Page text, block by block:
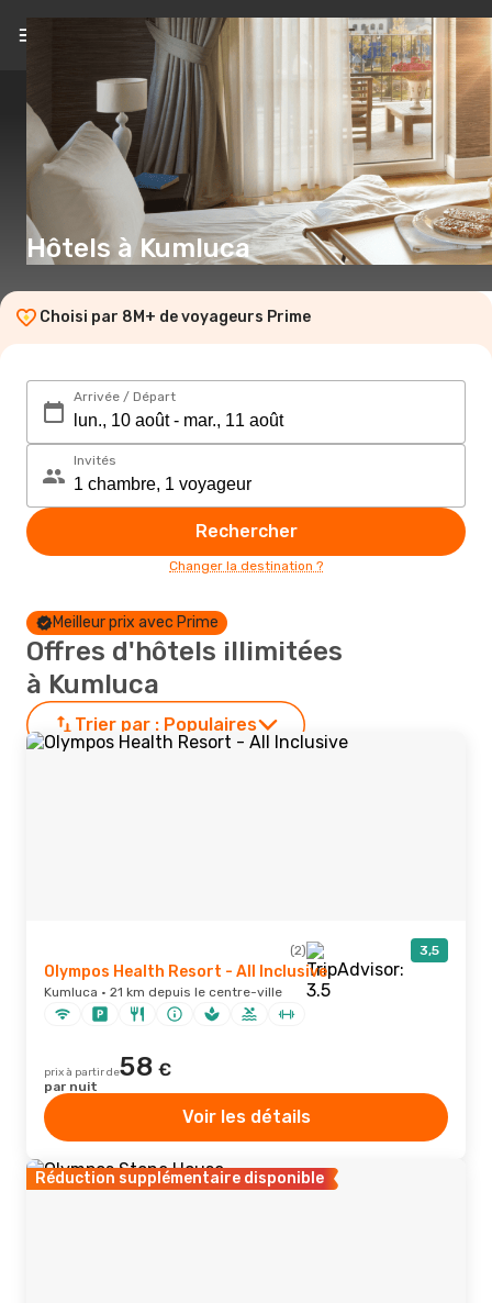
FR(€)
Hôtels à Kumluca
Choisi par 8M+ de voyageurs Prime
Arrivée / Départ
Invités
Rechercher
Changer la destination ?
Meilleur prix avec Prime
Offres d'hôtels illimitées
à Kumluca
Trier par : Populaires
(2) 3,5
Olympos Health Resort - All Inclusive
Kumluca · 21 km depuis le centre-ville
prix à partir de58 €
par nuit
Voir les détails
Réduction supplémentaire disponible